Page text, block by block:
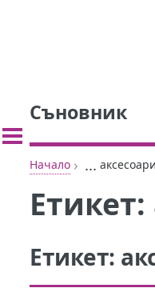
Съновник
Начало › ... аксесоари
Етикет:
Етикет: